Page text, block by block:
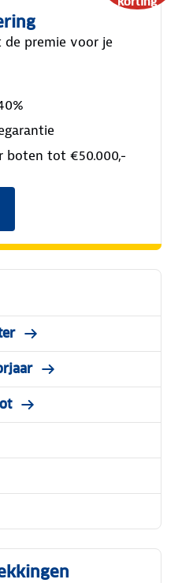
de premie voor je
boten tot €50.000,-